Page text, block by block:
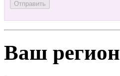
Ваш регион